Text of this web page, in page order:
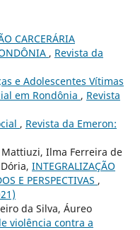
CARCERÁRIA
, Revista da
e Adolescentes Vítimas
em Rondônia , Revista
, Revista da Emeron:
Ilma Ferreira de
INTEGRALIZAÇÃO
E PERSPECTIVAS ,
da Silva, Áureo
violência contra a